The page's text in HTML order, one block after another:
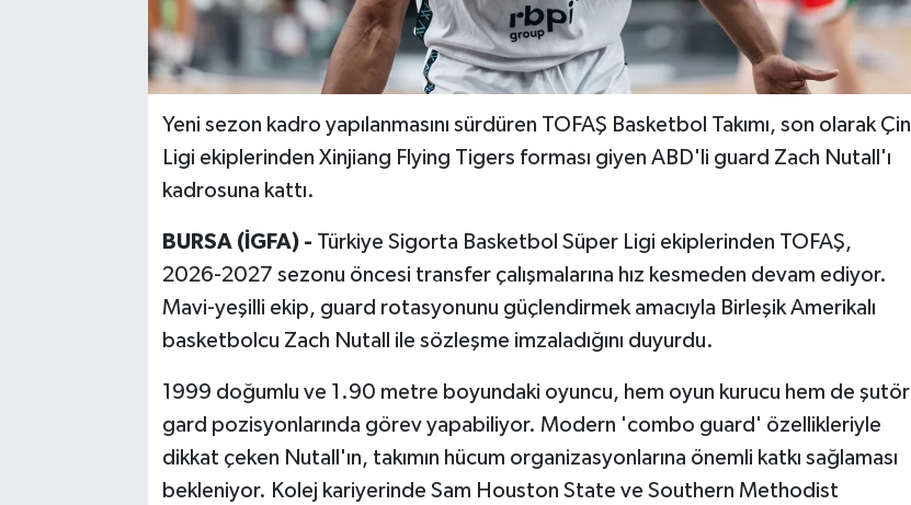
Yeni sezon kadro yapılanmasını sürdüren TOFAŞ Basketbol Takımı, son olarak Çin
Ligi ekiplerinden Xinjiang Flying Tigers forması giyen ABD'li guard Zach Nutall'ı
kadrosuna kattı.
BURSA (İGFA) - Türkiye Sigorta Basketbol Süper Ligi ekiplerinden TOFAŞ,
2026-2027 sezonu öncesi transfer çalışmalarına hız kesmeden devam ediyor.
Mavi-yeşilli ekip, guard rotasyonunu güçlendirmek amacıyla Birleşik Amerikalı
basketbolcu Zach Nutall ile sözleşme imzaladığını duyurdu.
1999 doğumlu ve 1.90 metre boyundaki oyuncu, hem oyun kurucu hem de şutör
gard pozisyonlarında görev yapabiliyor. Modern 'combo guard' özellikleriyle
dikkat çeken Nutall'ın, takımın hücum organizasyonlarına önemli katkı sağlaması
bekleniyor. Kolej kariyerinde Sam Houston State ve Southern Methodist